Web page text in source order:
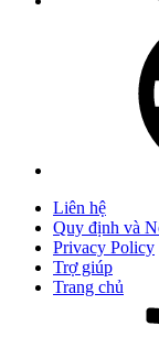
Liên hệ
Quy định và
Privacy Policy
Trợ giúp
Trang chủ